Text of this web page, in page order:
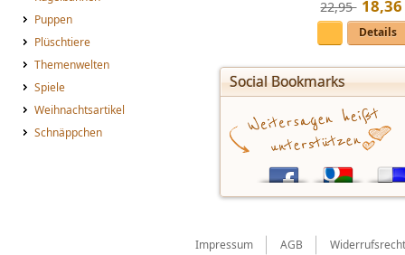
Puppen
Plüschtiere
Themenwelten
Spiele
Weihnachtsartikel
Schnäppchen
22,95  18,36
Details
Social Bookmarks
Impressum AGB Widerrufsrecht